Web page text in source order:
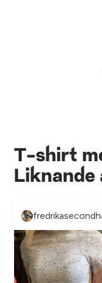
T-shirt
Liknande